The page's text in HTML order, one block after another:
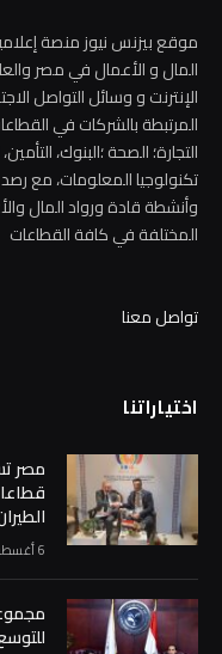
موقع بيزنس نيوز منصة
المال و الأعمال في مصر
الإنترنت و وسائل التواصل
المرتبطة بالشركات في
التجارة؛ الصحة ؛البنوك،
تكنولوجيا المعلومات، مع
وأنشطة قادة ورواد المال
المختلفة في كافة القطاعات
تواصل معنا
اختياراتنا
مصر
6 أغسطس، 2026